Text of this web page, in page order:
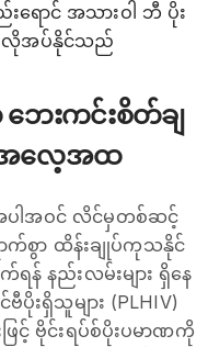
ောင် အသားဝါ ဘီ ပိုး
လိုအပ်နိုင်သည်
ဘေးကင်းစိတ်ချ
အလေ့အထ
ါအဝင် လိင်မှတစ်ဆင့်
ာက်စွာ ထိန်းချုပ်ကုသနိုင်
နည်းလမ်းများ ရှိနေ
းရှိသူများ (PLHIV)
ြင့် ဗိုင်းရပ်စ်ပိုးပမာဏကို